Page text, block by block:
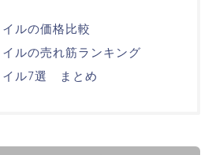
ルの価格比較
ルの売れ筋ランキング
イル7選 まとめ